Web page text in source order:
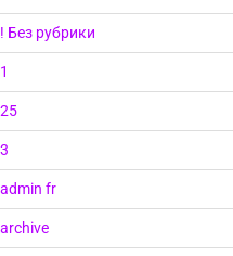
! Без рубрики
1
25
3
admin fr
archive